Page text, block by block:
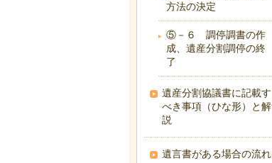
方法の決定
⑤－６ 調停調書の作
成、遺産分割調停の終
了
遺産分割協議書に記載す
べき事項（ひな形）と解
説
遺言書がある場合の流れ